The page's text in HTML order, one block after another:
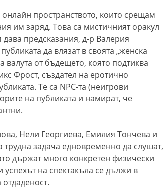
пространството, които срещам
им заряд. Това са мистичният оракул
дава предсказания, д-р Валерия
да влязат в своята „женска
валута от бъдещето, която подтиква
Фрост, създател на еротично
Те са NPC-та (неигрови
на публиката и намират, че
Нели Георгиева, Емилия Тончева и
задача едновременно да слушат,
държат много конкретен физически
на спектакъла се дължи в